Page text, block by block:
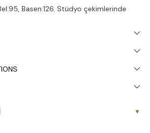
Basen:126. Stüdyo çekimlerinde
edilir.
▾